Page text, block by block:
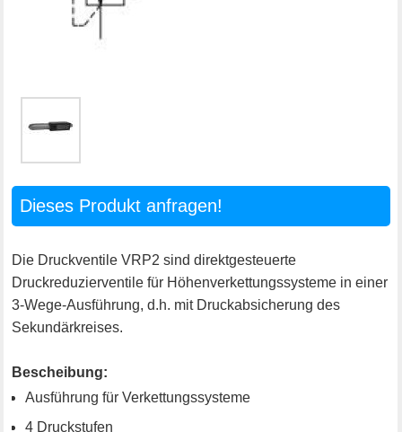
Dieses Produkt anfragen!
Die Druckventile VRP2 sind direktgesteuerte
Druckreduzierventile für Höhenverkettungssysteme in einer
3-Wege-Ausführung, d.h. mit Druckabsicherung des
Sekundärkreises.
Bescheibung:
Ausführung für Verkettungssysteme
4 Druckstufen